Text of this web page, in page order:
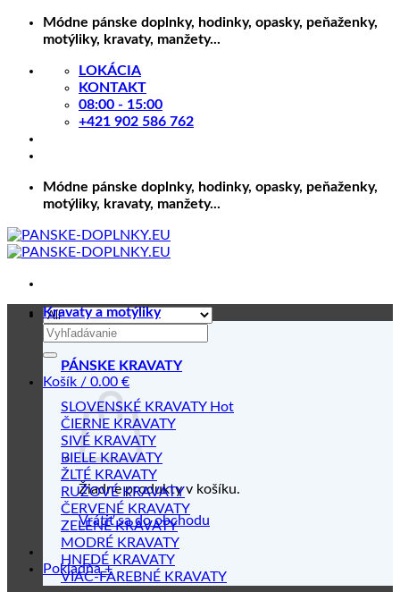
Skip
Módne pánske doplnky, hodinky, opasky, peňaženky,
motýliky, kravaty, manžety...
LOKÁCIA
KONTAKT
08:00 - 15:00
+421 902 586 762
Módne pánske doplnky, hodinky, opasky, peňaženky,
motýliky, kravaty, manžety...
Hľadať:
Košík / 0.00 €
Žiadne produkty v košíku.
Vrátiť sa do obchodu
Pokladňa +
Kravaty a motýliky
PÁNSKE KRAVATY
SLOVENSKÉ KRAVATY
ČIERNE KRAVATY
SIVÉ KRAVATY
BIELE KRAVATY
ŽLTÉ KRAVATY
RUŽOVÉ KRAVATY
ČERVENÉ KRAVATY
ZELENÉ KRAVATY
MODRÉ KRAVATY
HNEDÉ KRAVATY
VIAC-FAREBNÉ KRAVATY